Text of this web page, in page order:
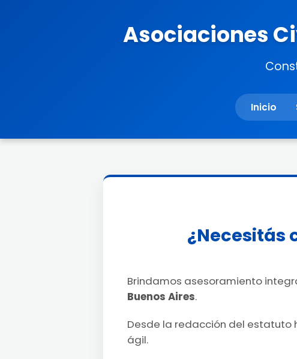
Asociaciones
Inicio
¿Necesitás
Brindamos asesoramiento
Buenos Aires.
Desde la redacción del estatuto
ágil.